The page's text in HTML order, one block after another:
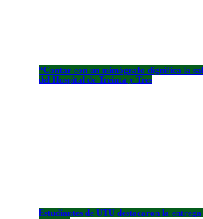
“Contar con un mimógrafo dignifica la
del Hospital de Treinta y Tres
Estudiantes de UTU destacaron la